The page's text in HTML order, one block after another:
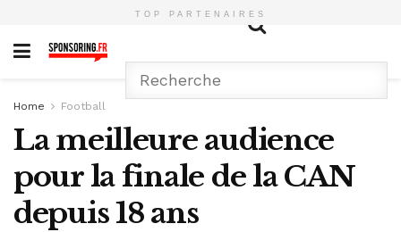
TOP PARTENAIRES
Home Football
La meilleure audience
pour la finale de la CAN
depuis 18 ans